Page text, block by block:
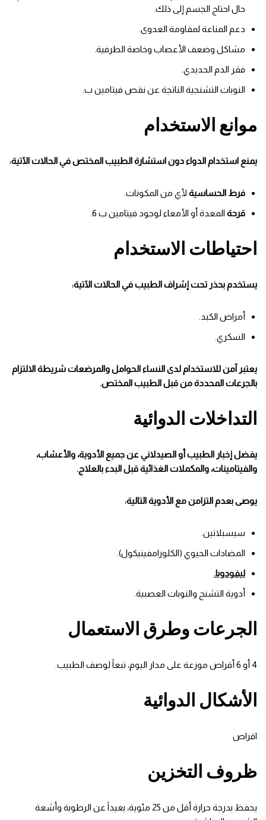
حال احتاج الجسم إلى ذلك.
دعم المناعة لمقاومة العدوى.
مشاكل وضعف الأعصاب وخاصة الطرفية.
فقر الدم الحديدي.
النوبات التشنجية الناتجة عن نقص فيتامين ب.
موانع الاستخدام
يمنع استخدام الدواء دون استشارة الطبيب المختص في الحالات الآتية:
فرط الحساسية لأي من المكونات.
قرحة المعدة أو الأمعاء لوجود فيتامين ب 6.
احتياطات الاستخدام
يستخدم بحذر تحت إشراف الطبيب في الحالات الآتية:
أمراض الكبد.
السكري.
يعتبر آمن للاستخدام لدى النساء الحوامل والمرضعات شريطة الالتزام
بالجرعات المحددة من قبل الطبيب المختص.
التداخلات الدوائية
يفضل إخبار الطبيب أو الصيدلاني عن جميع الأدوية، والأعشاب،
والفيتامينات، والمكملات الغذائية قبل البدء بالعلاج.
يوصى بعدم التزامن مع الأدوية التالية:
سيسبلاتين.
المضادات الحيوي (الكلورامفينيكول).
ليفودوبا.
أدوية التشنج والنوبات العصبية.
الجرعات وطرق الاستعمال
4 أو 6 أقراص موزعة على مدار اليوم، تبعاً لوصف الطبيب.
الأشكال الدوائية
اقراص
ظروف التخزين
يحفظ بدرجة حرارة أقل من 25 مئوية، بعيداً عن الرطوبة وأشعة